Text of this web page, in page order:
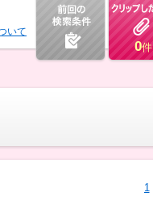
いて
0件
1